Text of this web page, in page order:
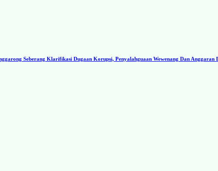
Seberang Klarifikasi Dugaan Korupsi, Penyalahguaan Wewenang Dan Anggaran